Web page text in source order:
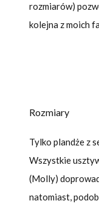
rozmiarów)
kolejna z moich
Rozmiary
Tylko plandże z
Wszystkie
(Molly)
natomiast,